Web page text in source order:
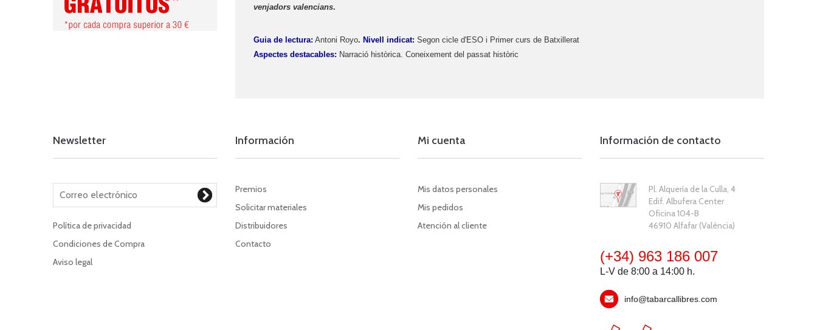
venjadors valencians.
Guia de lectura: Antoni Royo. Nivell indicat: Segon cicle d'ESO i Primer curs de Batxillerat
Aspectes destacables: Narració històrica. Coneixement del passat històric
Newsletter
Política de privacidad
Condiciones de Compra
Aviso legal
Información
Premios
Solicitar materiales
Distribuidores
Contacto
Mi cuenta
Mis datos personales
Mis pedidos
Atención al cliente
Información de contacto
Pl. Alquería de la Culla, 4
Edif. Albufera Center
Oficina 104-B
46910 Alfafar (València)
(+34) 963 186 007
L-V de 8:00 a 14:00 h.
info@tabarcallibres.com